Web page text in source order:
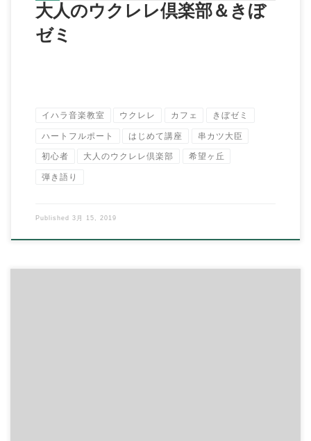
大人のウクレレ倶楽部＆きぼ
ゼミ
イハラ音楽教室 ウクレレ カフェ きぼゼミ
ハートフルポート はじめて講座 串カツ大臣
初心者 大人のウクレレ倶楽部 希望ヶ丘
弾き語り
Published 3月 15, 2019